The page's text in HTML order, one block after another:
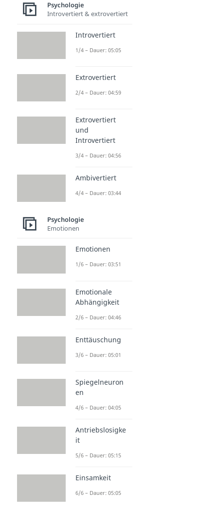
Psychologie
Introvertiert & extrovertiert
Introvertiert
1/4 – Dauer: 05:05
Extrovertiert
2/4 – Dauer: 04:59
Extrovertiert
und
Introvertiert
3/4 – Dauer: 04:56
Ambivertiert
4/4 – Dauer: 03:44
Psychologie
Emotionen
Emotionen
1/6 – Dauer: 03:51
Emotionale
Abhängigkeit
2/6 – Dauer: 04:46
Enttäuschung
3/6 – Dauer: 05:01
Spiegelneuron
en
4/6 – Dauer: 04:05
Antriebslosigke
it
5/6 – Dauer: 05:15
Einsamkeit
6/6 – Dauer: 05:05